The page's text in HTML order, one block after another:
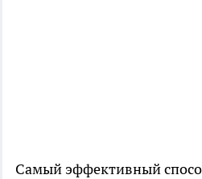
Самый эффективный